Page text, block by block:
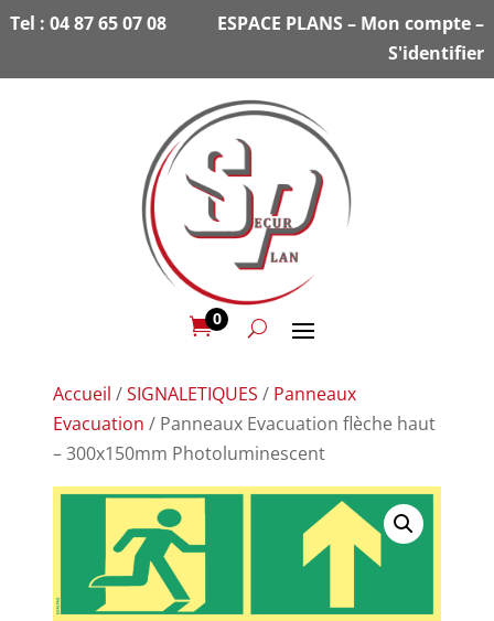
Tel : 04 87 65 07 08 ESPACE PLANS– Mon compte–
S'identifier
0
Accueil /SIGNALETIQUES / Panneaux
Evacuation / Panneaux Evacuation flèche haut
– 300x150mm Photoluminescent